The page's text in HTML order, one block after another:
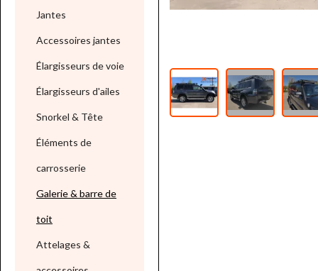
Jantes
Accessoires jantes
Élargisseurs de voie
Élargisseurs d'ailes
Snorkel & Tête
Éléments de
carrosserie
Galerie & barre de
toit
Attelages &